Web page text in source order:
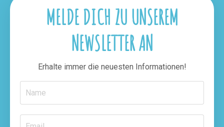
MELDE DICH ZU UNSEREM
NEWSLETTER AN
Erhalte immer die neuesten Informationen!